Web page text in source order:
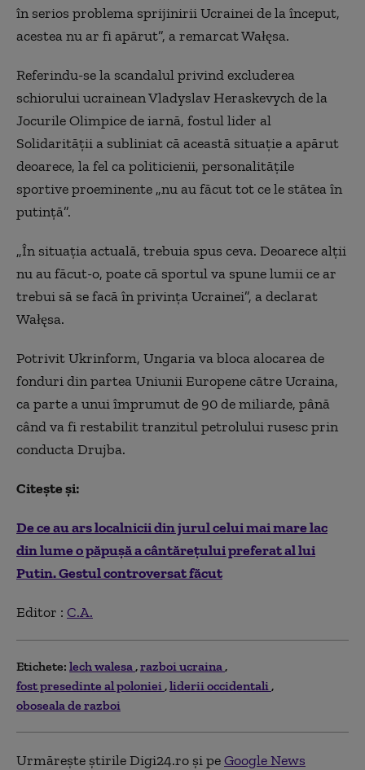
în serios problema sprijinirii Ucrainei de la început,
acestea nu ar fi apărut”, a remarcat Wałęsa.
Referindu-se la scandalul privind excluderea
schiorului ucrainean Vladyslav Heraskevych de la
Jocurile Olimpice de iarnă, fostul lider al
Solidarității a subliniat că această situație a apărut
deoarece, la fel ca politicienii, personalitățile
sportive proeminente „nu au făcut tot ce le stătea în
putință”.
„În situația actuală, trebuia spus ceva. Deoarece alții
nu au făcut-o, poate că sportul va spune lumii ce ar
trebui să se facă în privința Ucrainei”, a declarat
Wałęsa.
Potrivit Ukrinform, Ungaria va bloca alocarea de
fonduri din partea Uniunii Europene către Ucraina,
ca parte a unui împrumut de 90 de miliarde, până
când va fi restabilit tranzitul petrolului rusesc prin
conducta Drujba.
Citește și:
De ce au ars localnicii din jurul celui mai mare lac
din lume o păpușă a cântărețului preferat al lui
Putin. Gestul controversat făcut
Editor : C.A.
Etichete: lech walesa razboi ucraina
fost presedinte al poloniei liderii occidentali
oboseala de razboi
Urmărește știrile Digi24.ro și peGoogle News